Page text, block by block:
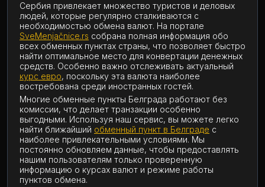
Сербия привлекает множество туристов и деловых
людей, которые регулярно сталкиваются с
необходимостью обмена валют. На портале
SveMenjačnice.rs собрана полная информация обо
всех обменных пунктах страны, что позволяет быстро
найти оптимальное место для конвертации денежных
средств. Особенно важно отслеживать актуальный
курс евро, поскольку эта валюта наиболее
востребована среди иностранных гостей.
Многие обменные пункты Белграда работают без
комиссии, что делает транзакции особенно
выгодными. Используя наш сервис, вы можете легко
найти ближайший обменный пункт в Белграде с
наиболее привлекательными условиями. Мы
постоянно обновляем данные, чтобы предоставлять
нашим пользователям только проверенную
информацию о курсах валют и режиме работы
пунктов обмена.